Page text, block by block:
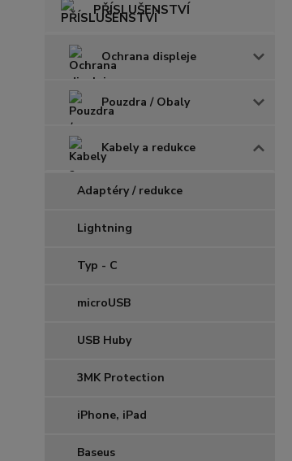
PŘÍSLUŠENSTVÍ
Ochrana displeje
Pouzdra / Obaly
Kabely a redukce
Adaptéry / redukce
Lightning
Typ - C
microUSB
USB Huby
3MK Protection
iPhone, iPad
Baseus